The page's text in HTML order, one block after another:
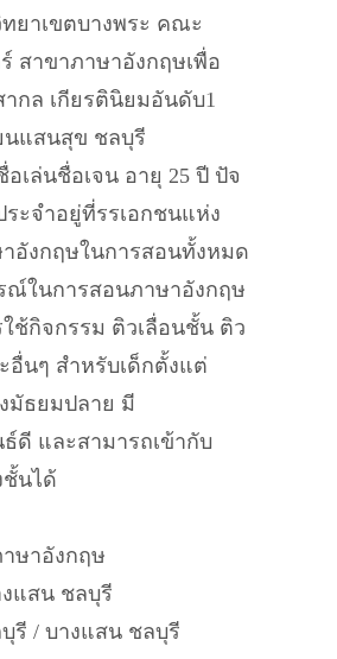
ยาเขตบางพระ คณะ
สาขาภาษาอังกฤษเพื่อ
ากล เกียรตินิยมอันดับ1
นแสนสุข ชลบุรี
อเล่นชื่อเจน อายุ 25 ปี ปัจ
ระจำอยู่ที่รรเอกชนแห่ง
อังกฤษในการสอนทั้งหมด
ณ์ในการสอนภาษาอังกฤษ
ใช้กิจกรรม ติวเลื่อนชั้น ติว
อื่นๆ สำหรับเด็กตั้งแต่
มัธยมปลาย มี
ดี และสามารถเข้ากับ
ชั้นได้
ษาอังกฤษ
แสน ชลบุรี
รี / บางแสน ชลบุรี